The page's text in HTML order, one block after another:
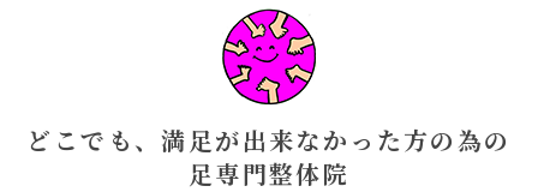
どこでも、満足が出来なかった方の為の
足専門整体院